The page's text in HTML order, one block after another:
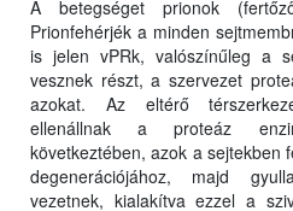
A betegséget prionok
Prionfehérjék a minden
is jelen vPRk, valószínűleg a
vesznek részt, a szervezet
azokat. Az eltérő
ellenállnak a proteáz
következtében, azok a sejtekben
degenerációjához, majd
vezetnek, kialakítva ezzel a